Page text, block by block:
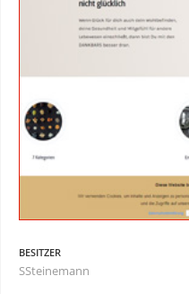
BESITZER
SSteinemann